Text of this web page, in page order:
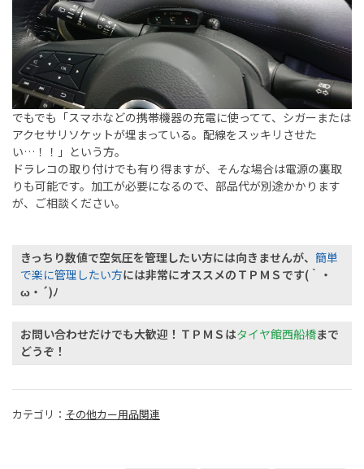
でもでも「スマホなどの携帯機器の充電に使ってて、シガーまたは
アクセサリソケットが埋まっている。配線をスッキリさせた
い…！！」という方。
ドラレコの取り付けでも有り得ますが、そんな場合は電源の裏取
りも可能です。加工が必要になるので、部品代が別途かかります
が、ご相談ください。
きっちり数値で空気圧を管理したい方には向きませんが、 簡単
で楽に管理したい方には非常にオススメのＴＰＭＳです(｀・
ω・´)ﾉ
お問い合わせだけでも大歓迎！ＴＰＭＳはタイヤ館西船橋まで
どうぞ！
カテゴリ： その他カー用品関連